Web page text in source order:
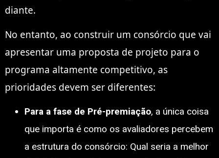
diante.
No entanto, ao construir um consórcio que vai
apresentar uma proposta de projeto para o
programa altamente competitivo, as
prioridades devem ser diferentes:
Para a fase de Pré-premiação, a única coisa
que importa é como os avaliadores percebem
a estrutura do consórcio: Qual seria a melhor